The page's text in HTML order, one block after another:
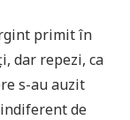
primit în
dar repezi, ca
s-au auzit
de